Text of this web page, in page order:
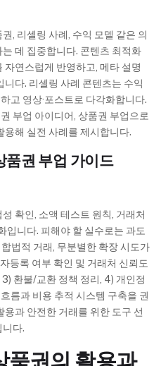
, 리셀링 사례, 수익 모델 같은 의
데 집중합니다. 콘텐츠 최적화
연스럽게 반영하고, 메타 설명
다. 리셀링 사례 콘텐츠는 수익
고 영상·포스트로 다각화합니다.
부업 아이디어, 상품권 부업으로
용해 실전 사례를 제시합니다.
품권 부업 가이드
확인, 소액 테스트 원칙, 거래처
입니다. 피해야 할 실수로는 과도
법적 거래, 무분별한 확장 시도가
등록 여부 확인 및 거래처 신뢰도
환불/교환 정책 정리, 4) 개인정
름과 비용 추적 시스템 구축을 권
과 안전한 거래를 위한 도구 선
다.
품권의 활용과